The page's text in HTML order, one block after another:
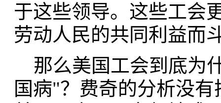
于这些领导。这些工会
劳动人民的共同利益而
那么美国工会到底为
国病"？费奇的分析没